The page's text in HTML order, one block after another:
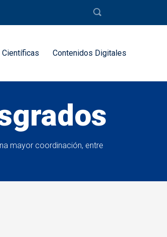
Contenidos Digitales
mayor coordinación, entre